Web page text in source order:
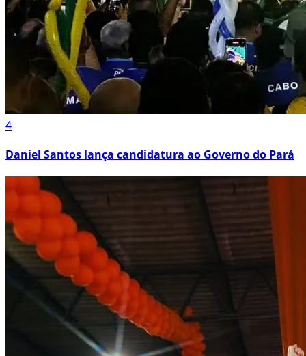
4
Daniel Santos lança candidatura ao Governo do Pará